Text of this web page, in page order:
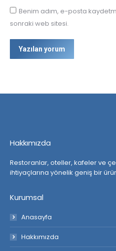
Benim adım, e-posta
sonraki web sitesi.
Yazılan yorum
Hakkımızda
Restoranlar, oteller, kafeler ve
ihtiyaçlarına yönelik geniş bir
Kurumsal
Anasayfa
Hakkımızda